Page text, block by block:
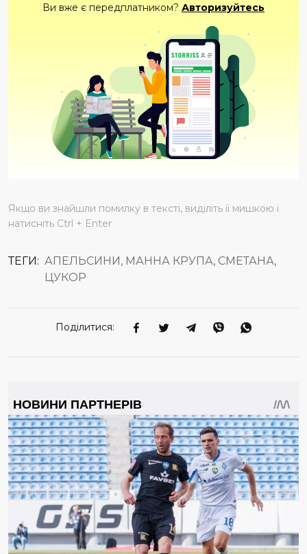
Ви вже є передплатником? Авторизуйтесь
Якщо ви знайшли помилку в тексті, виділіть її мишкою і
натисніть Ctrl + Enter
ТЕГИ: АПЕЛЬСИНИ, МАННА КРУПА, СМЕТАНА,
ЦУКОР
Поділитися: